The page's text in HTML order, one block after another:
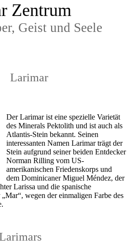
Zentrum
Geist und Seele
Larimar
Der Larimar ist eine spezielle Varietät
des Minerals Pektolith und ist auch als
Atlantis-Stein bekannt. Seinen
interessanten Namen Larimar trägt der
Stein aufgrund seiner beiden Entdecker
Norman Rilling vom US-
amerikanischen Friedenskorps und
dem Dominicaner Miguel Méndez, der
Larissa und die spanische
wegen der einmaligen Farbe des